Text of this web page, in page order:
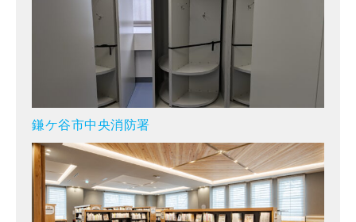
鎌ケ谷市中央消防署